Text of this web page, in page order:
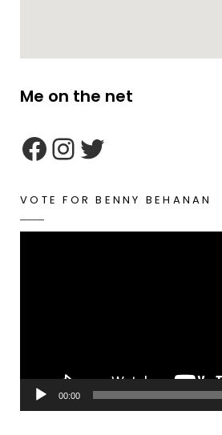
google maps embed
Me on the net
VOTE FOR BENNY BEHANAN
00:00